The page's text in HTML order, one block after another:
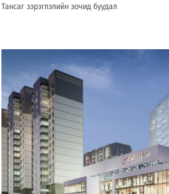
Тансаг зэрэглэлийн зочид буудал